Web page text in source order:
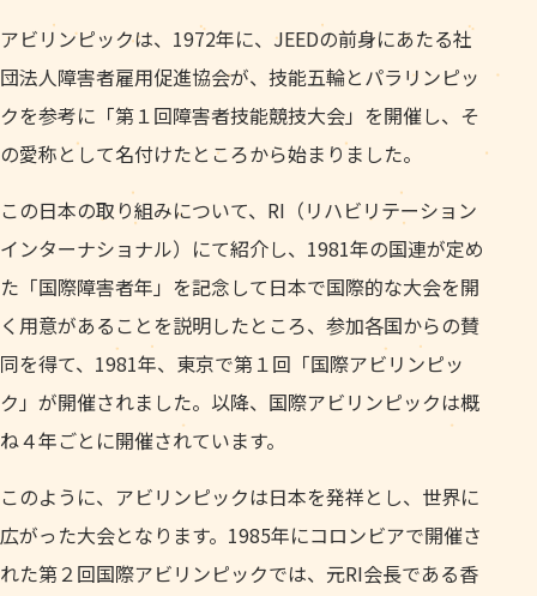
アビリンピックは、1972年に、JEEDの前身にあたる社
団法人障害者雇用促進協会が、技能五輪とパラリンピッ
クを参考に「第１回障害者技能競技大会」を開催し、そ
の愛称として名付けたところから始まりました。
この日本の取り組みについて、RI（リハビリテーション
インターナショナル）にて紹介し、1981年の国連が定め
た「国際障害者年」を記念して日本で国際的な大会を開
く用意があることを説明したところ、参加各国からの賛
同を得て、1981年、東京で第１回「国際アビリンピッ
ク」が開催されました。以降、国際アビリンピックは概
ね４年ごとに開催されています。
このように、アビリンピックは日本を発祥とし、世界に
広がった大会となります。1985年にコロンビアで開催さ
れた第２回国際アビリンピックでは、元RI会長である香